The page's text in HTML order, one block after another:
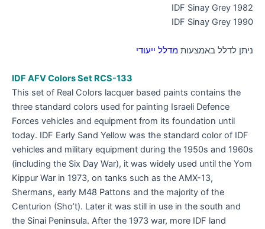
IDF Sinay Grey 1982
IDF Sinay Grey 1990
ניתן לדלל באמצעות מדלל ייעודי
IDF AFV Colors Set RCS-133
This set of Real Colors lacquer based paints contains the
three standard colors used for painting Israeli Defence
Forces vehicles and equipment from its foundation until
today. IDF Early Sand Yellow was the standard color of IDF
vehicles and military equipment during the 1950s and 1960s
(including the Six Day War), it was widely used until the Yom
Kippur War in 1973, on tanks such as the AMX-13,
Shermans, early M48 Pattons and the majority of the
Centurion (Sho’t). Later it was still in use in the south and
the Sinai Peninsula. After the 1973 war, more IDF land